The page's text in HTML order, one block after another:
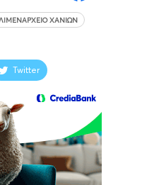
ΧΑΝΊΩΝ
Twitter